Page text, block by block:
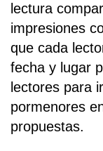
lectura
impresiones
que cada
fecha y lugar
lectores para
pormenores
propuestas.